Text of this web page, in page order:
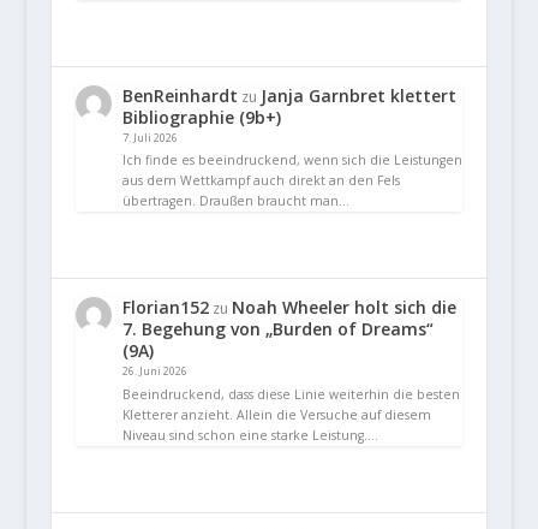
BenReinhardt zu Janja Garnbret klettert
Bibliographie (9b+)
7. Juli 2026
Ich finde es beeindruckend, wenn sich die Leistungen
aus dem Wettkampf auch direkt an den Fels
übertragen. Draußen braucht man…
Florian152zu Noah Wheeler holt sich die
7. Begehung von „Burden of Dreams“
(9A)
26. Juni 2026
Beeindruckend, dass diese Linie weiterhin die besten
Kletterer anzieht. Allein die Versuche auf diesem
Niveau sind schon eine starke Leistung.…